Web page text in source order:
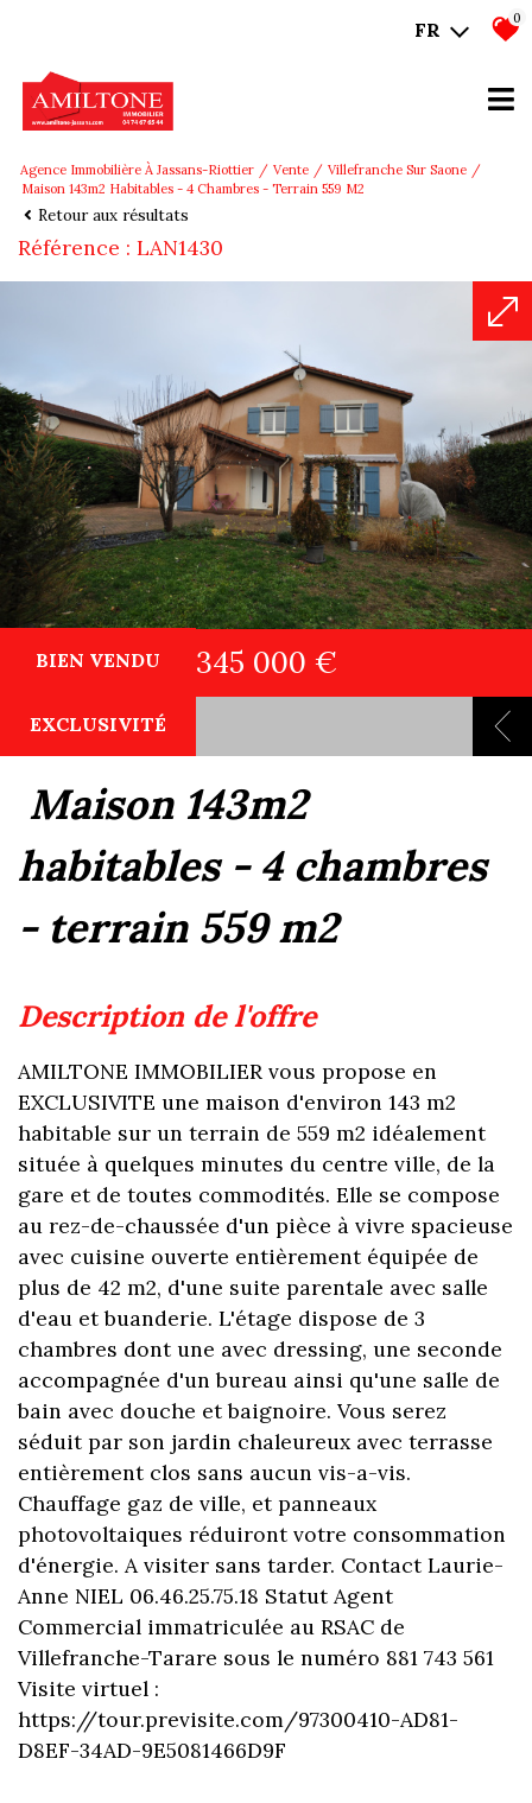
FR
0
Agence Immobilière À Jassans-Riottier Vente
Villefranche Sur Saone
Maison 143m2 Habitables - 4 Chambres - Terrain 559 M2
Retour aux résultats
Référence : LAN1430
BIEN VENDU
EXCLUSIVITÉ
345 000 €
maison 143m2
habitables - 4 chambres
- terrain 559 m2
description de l'offre
AMILTONE IMMOBILIER vous propose en
EXCLUSIVITE une maison d'environ 143 m2
habitable sur un terrain de 559 m2 idéalement
située à quelques minutes du centre ville, de la
gare et de toutes commodités. Elle se compose
au rez-de-chaussée d'un pièce à vivre spacieuse
avec cuisine ouverte entièrement équipée de
plus de 42 m2, d'une suite parentale avec salle
d'eau et buanderie. L'étage dispose de 3
chambres dont une avec dressing, une seconde
accompagnée d'un bureau ainsi qu'une salle de
bain avec douche et baignoire. Vous serez
séduit par son jardin chaleureux avec terrasse
entièrement clos sans aucun vis-a-vis.
Chauffage gaz de ville, et panneaux
photovoltaiques réduiront votre consommation
d'énergie. A visiter sans tarder. Contact Laurie-
Anne NIEL 06.46.25.75.18 Statut Agent
Commercial immatriculée au RSAC de
Villefranche-Tarare sous le numéro 881 743 561
Visite virtuel :
https://tour.previsite.com/97300410-AD81-
D8EF-34AD-9E5081466D9F